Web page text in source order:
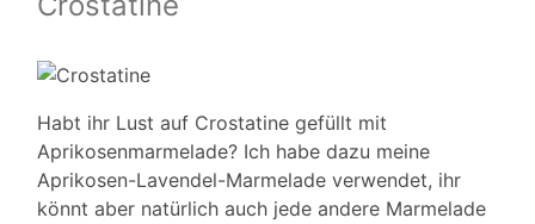
Habt ihr Lust auf Crostatine gefüllt mit
Aprikosenmarmelade? Ich habe dazu meine
Aprikosen-Lavendel-Marmelade verwendet, ihr
könnt aber natürlich auch jede andere Marmelade